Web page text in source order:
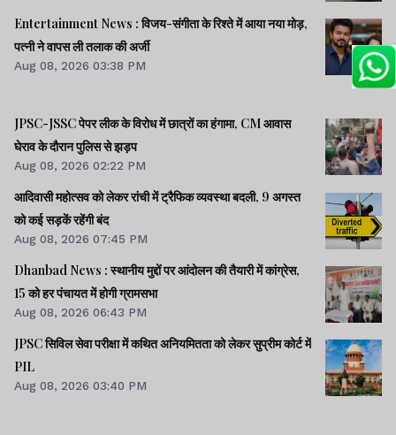
Entertainment News : विजय-संगीता के रिश्ते में आया नया मोड़,
पत्नी ने वापस ली तलाक की अर्जी
Aug 08, 2026 03:38 PM
JPSC-JSSC पेपर लीक के विरोध में छात्रों का हंगामा, CM आवास
घेराव के दौरान पुलिस से झड़प
Aug 08, 2026 02:22 PM
आदिवासी महोत्सव को लेकर रांची में ट्रैफिक व्यवस्था बदली, 9 अगस्त
को कई सड़कें रहेंगी बंद
Aug 08, 2026 07:45 PM
Dhanbad News : स्थानीय मुद्दों पर आंदोलन की तैयारी में कांग्रेस,
15 को हर पंचायत में होगी ग्रामसभा
Aug 08, 2026 06:43 PM
JPSC सिविल सेवा परीक्षा में कथित अनियमितता को लेकर सुप्रीम कोर्ट में
PIL
Aug 08, 2026 03:40 PM